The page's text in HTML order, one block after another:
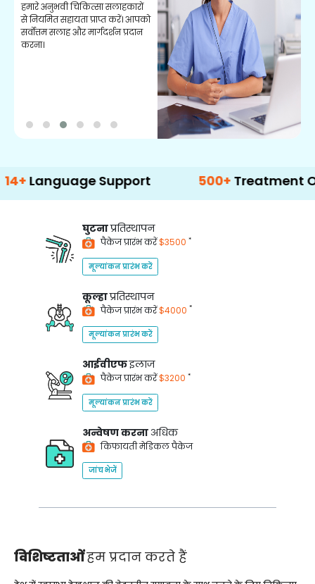
हमारे अनुभवी चिकित्सा सलाहकारों
से नियमित सहायता प्राप्त करें। आपको
सर्वोत्तम सलाह और मार्गदर्शन प्रदान
करना।
Support 500+ Treatment Options
घुटनाप्रतिस्थापन
पैकेज प्रारंभ करें$3500 *
मूल्यांकन प्रारंभ करें
कूल्हाप्रतिस्थापन
पैकेज प्रारंभ करें$4000 *
मूल्यांकन प्रारंभ करें
आईवीएफइलाज
पैकेज प्रारंभ करें$3200 *
मूल्यांकन प्रारंभ करें
अन्वेषण करना अधिक
किफायती मेडिकल पैकेज
जांच भेजें
विशिष्टताओंहम प्रदान करते हैं